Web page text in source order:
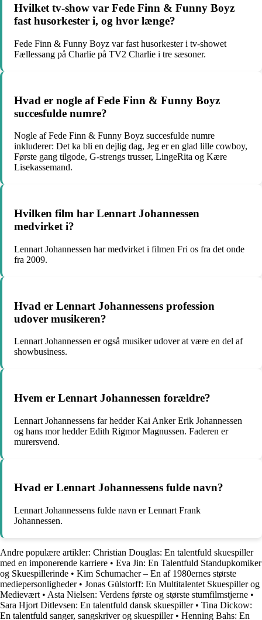
Hvilket tv-show var Fede Finn & Funny Boyz
fast husorkester i, og hvor længe?
Fede Finn & Funny Boyz var fast husorkester i tv-showet
Fællessang på Charlie på TV2 Charlie i tre sæsoner.
Hvad er nogle af Fede Finn & Funny Boyz
succesfulde numre?
Nogle af Fede Finn & Funny Boyz succesfulde numre
inkluderer: Det ka bli en dejlig dag, Jeg er en glad lille cowboy,
Første gang tilgode, G-strengs trusser, LingeRita og Kære
Lisekassemand.
Hvilken film har Lennart Johannessen
medvirket i?
Lennart Johannessen har medvirket i filmen Fri os fra det onde
fra 2009.
Hvad er Lennart Johannessens profession
udover musikeren?
Lennart Johannessen er også musiker udover at være en del af
showbusiness.
Hvem er Lennart Johannessen forældre?
Lennart Johannessens far hedder Kai Anker Erik Johannessen
og hans mor hedder Edith Rigmor Magnussen. Faderen er
murersvend.
Hvad er Lennart Johannessens fulde navn?
Lennart Johannessens fulde navn er Lennart Frank
Johannessen.
Andre populære artikler: Christian Douglas: En talentfuld skuespiller
med en imponerende karriere • Eva Jin: En Talentfuld Standupkomiker
og Skuespillerinde • Kim Schumacher – En af 1980ernes største
mediepersonligheder• Jonas Gülstorff: En Multitalentet Skuespiller og
Medievært • Asta Nielsen: Verdens første og største stumfilmstjerne •
Sara Hjort Ditlevsen: En talentfuld dansk skuespiller• Tina Dickow:
En talentfuld sanger, sangskriver og skuespiller• Henning Bahs: En